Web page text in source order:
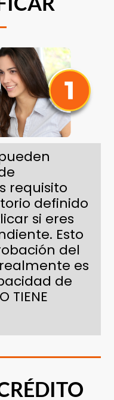
requisito
definido
si eres
Esto
del
es
de
TIENE